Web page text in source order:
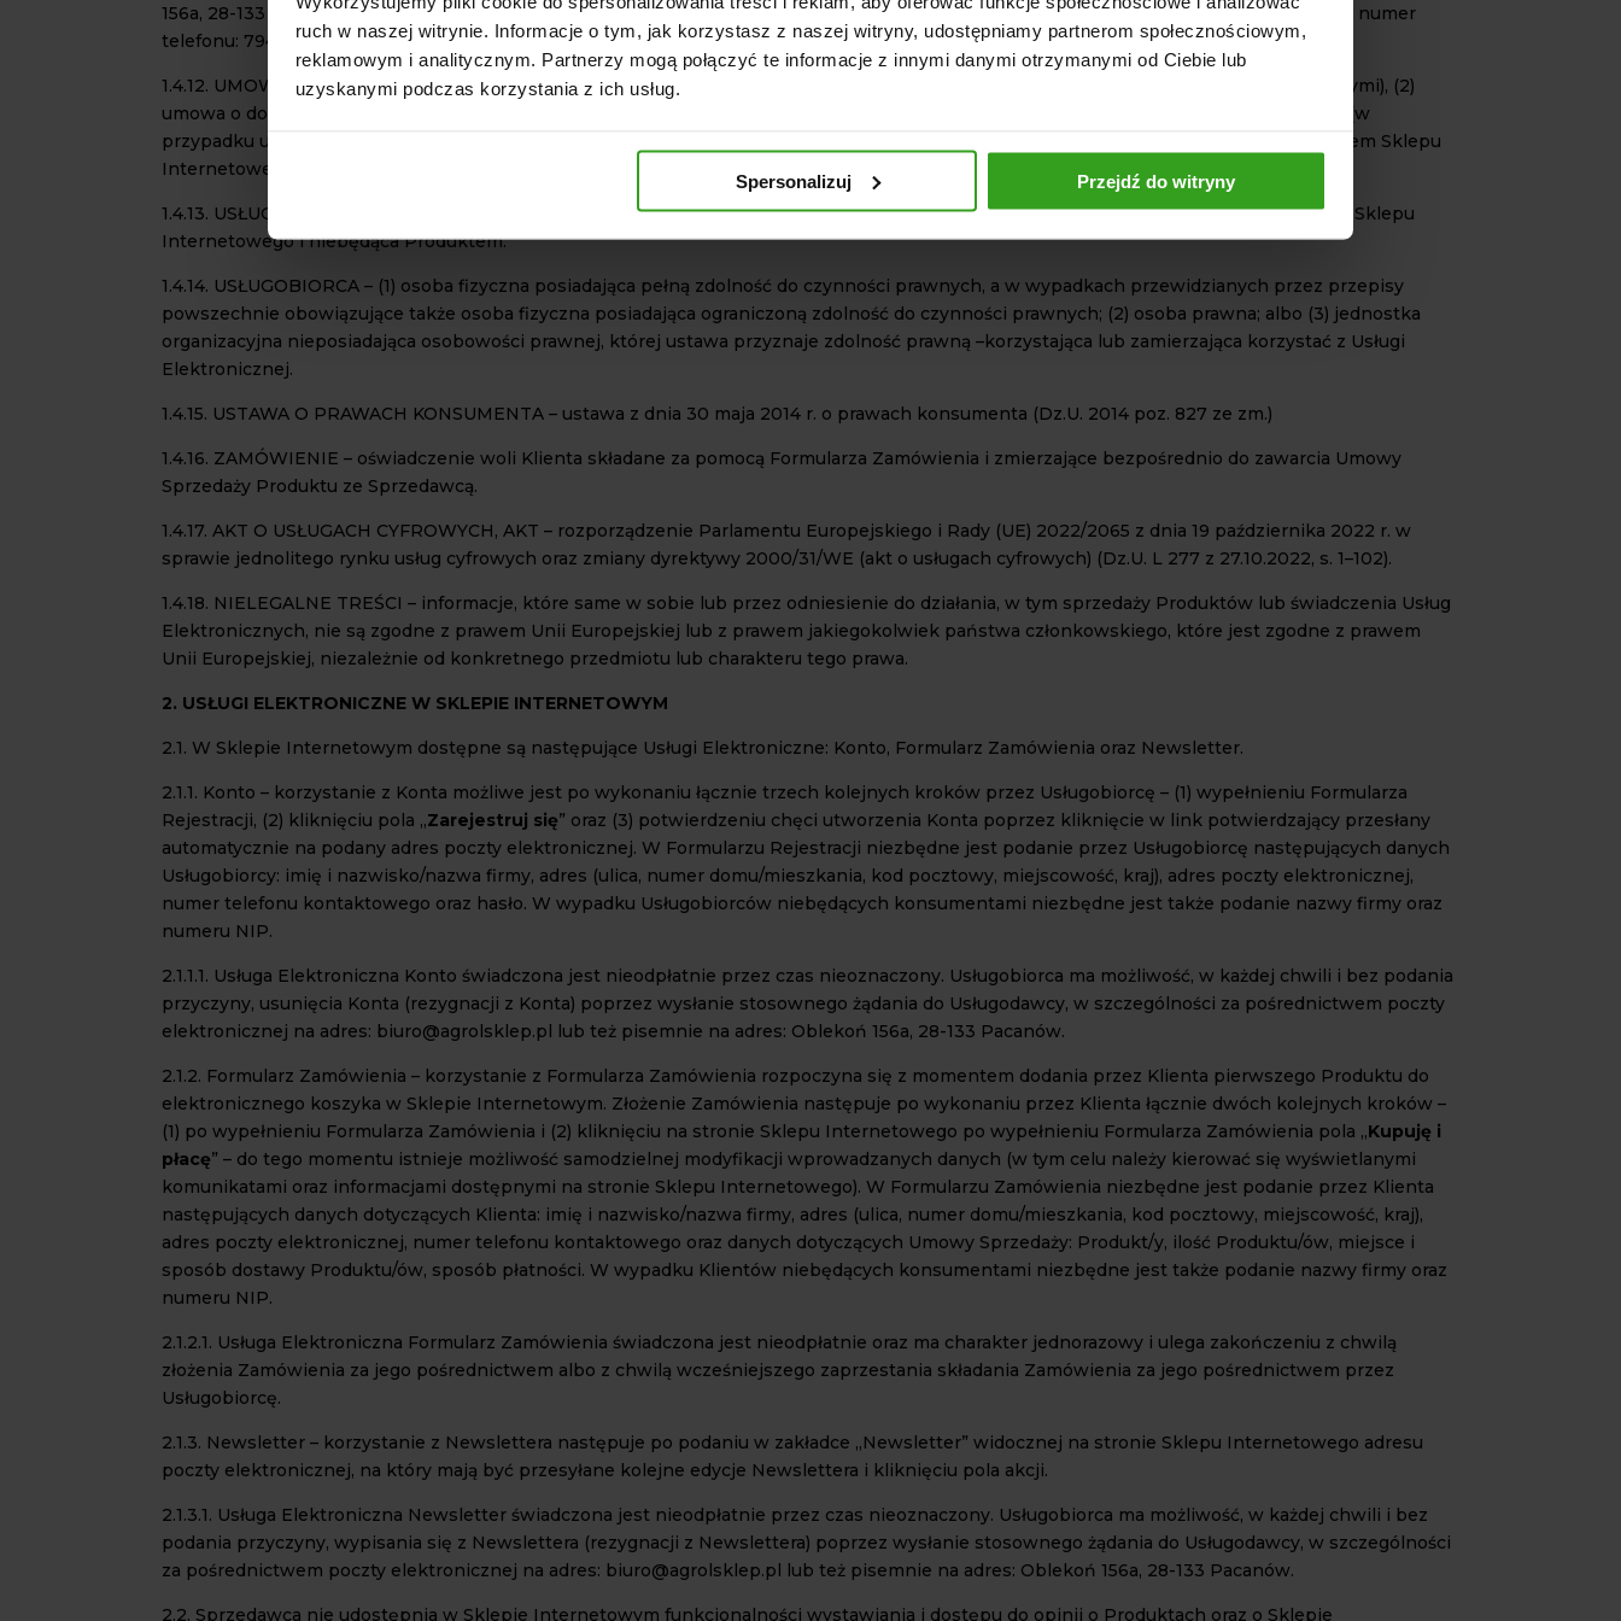
ruch w naszej witrynie. Informacje o tym, jak korzystasz z naszej witryny, udostępniamy partnerom społecznościowym,
reklamowym i analitycznym. Partnerzy mogą połączyć te informacje z innymi danymi otrzymanymi od Ciebie lub
uzyskanymi podczas korzystania z ich usług.
Spersonalizuj Przejdź do witryny
156a, 28-133 Pacanów, NIP 6551910913, REGON 369438704, adres poczty elektronicznej: biuro@agrolsklep.pl, zamowienia@agrolsklep.pl numer
telefonu: 794531666, 729856829, 579647446.
1.4.12. UMOWA SPRZEDAŻY – umowa sprzedaży Produktu (w przypadku rzeczy ruchomych oraz rzeczy ruchomych z elementami cyfrowymi), (2)
umowa o dostarczanie Produktu (w przypadku treści cyfrowej lub usługi cyfrowej), (3) umowa o świadczenie lub korzystanie z Produktu (w
przypadku usługi innej niż cyfrowa oraz pozostałych Produktów) zawierana albo zawarta między Klientem a Sprzedawcą za pośrednictwem Sklepu
Internetowego.
1.4.13. USŁUGA ELEKTRONICZNA – usługa świadczona drogą elektroniczną przez Usługodawcę na rzecz Usługobiorcy za pośrednictwem Sklepu
Internetowego i niebędąca Produktem.
1.4.14. USŁUGOBIORCA – (1) osoba fizyczna posiadająca pełną zdolność do czynności prawnych, a w wypadkach przewidzianych przez przepisy
powszechnie obowiązujące także osoba fizyczna posiadająca ograniczoną zdolność do czynności prawnych; (2) osoba prawna; albo (3) jednostka
organizacyjna nieposiadająca osobowości prawnej, której ustawa przyznaje zdolność prawną –korzystająca lub zamierzająca korzystać z Usługi
Elektronicznej.
1.4.15. USTAWA O PRAWACH KONSUMENTA – ustawa z dnia 30 maja 2014 r. o prawach konsumenta (Dz.U. 2014 poz. 827 ze zm.)
1.4.16. ZAMÓWIENIE – oświadczenie woli Klienta składane za pomocą Formularza Zamówienia i zmierzające bezpośrednio do zawarcia Umowy
Sprzedaży Produktu ze Sprzedawcą.
1.4.17. AKT O USŁUGACH CYFROWYCH, AKT – rozporządzenie Parlamentu Europejskiego i Rady (UE) 2022/2065 z dnia 19 października 2022 r. w
sprawie jednolitego rynku usług cyfrowych oraz zmiany dyrektywy 2000/31/WE (akt o usługach cyfrowych) (Dz.U. L 277 z 27.10.2022, s. 1–102).
1.4.18. NIELEGALNE TREŚCI – informacje, które same w sobie lub przez odniesienie do działania, w tym sprzedaży Produktów lub świadczenia Usług
Elektronicznych, nie są zgodne z prawem Unii Europejskiej lub z prawem jakiegokolwiek państwa członkowskiego, które jest zgodne z prawem
Unii Europejskiej, niezależnie od konkretnego przedmiotu lub charakteru tego prawa.
2. USŁUGI ELEKTRONICZNE W SKLEPIE INTERNETOWYM
2.1. W Sklepie Internetowym dostępne są następujące Usługi Elektroniczne: Konto, Formularz Zamówienia oraz Newsletter.
2.1.1. Konto – korzystanie z Konta możliwe jest po wykonaniu łącznie trzech kolejnych kroków przez Usługobiorcę – (1) wypełnieniu Formularza
Rejestracji, (2) kliknięciu pola „Zarejestruj się” oraz (3) potwierdzeniu chęci utworzenia Konta poprzez kliknięcie w link potwierdzający przesłany
automatycznie na podany adres poczty elektronicznej. W Formularzu Rejestracji niezbędne jest podanie przez Usługobiorcę następujących danych
Usługobiorcy: imię i nazwisko/nazwa firmy, adres (ulica, numer domu/mieszkania, kod pocztowy, miejscowość, kraj), adres poczty elektronicznej,
numer telefonu kontaktowego oraz hasło. W wypadku Usługobiorców niebędących konsumentami niezbędne jest także podanie nazwy firmy oraz
numeru NIP.
2.1.1.1. Usługa Elektroniczna Konto świadczona jest nieodpłatnie przez czas nieoznaczony. Usługobiorca ma możliwość, w każdej chwili i bez podania
przyczyny, usunięcia Konta (rezygnacji z Konta) poprzez wysłanie stosownego żądania do Usługodawcy, w szczególności za pośrednictwem poczty
elektronicznej na adres: biuro@agrolsklep.pl lub też pisemnie na adres: Oblekoń 156a, 28-133 Pacanów.
2.1.2. Formularz Zamówienia – korzystanie z Formularza Zamówienia rozpoczyna się z momentem dodania przez Klienta pierwszego Produktu do
elektronicznego koszyka w Sklepie Internetowym. Złożenie Zamówienia następuje po wykonaniu przez Klienta łącznie dwóch kolejnych kroków –
(1) po wypełnieniu Formularza Zamówienia i (2) kliknięciu na stronie Sklepu Internetowego po wypełnieniu Formularza Zamówienia pola „Kupuję i
płacę” – do tego momentu istnieje możliwość samodzielnej modyfikacji wprowadzanych danych (w tym celu należy kierować się wyświetlanymi
komunikatami oraz informacjami dostępnymi na stronie Sklepu Internetowego). W Formularzu Zamówienia niezbędne jest podanie przez Klienta
następujących danych dotyczących Klienta: imię i nazwisko/nazwa firmy, adres (ulica, numer domu/mieszkania, kod pocztowy, miejscowość, kraj),
adres poczty elektronicznej, numer telefonu kontaktowego oraz danych dotyczących Umowy Sprzedaży: Produkt/y, ilość Produktu/ów, miejsce i
sposób dostawy Produktu/ów, sposób płatności. W wypadku Klientów niebędących konsumentami niezbędne jest także podanie nazwy firmy oraz
numeru NIP.
2.1.2.1. Usługa Elektroniczna Formularz Zamówienia świadczona jest nieodpłatnie oraz ma charakter jednorazowy i ulega zakończeniu z chwilą
złożenia Zamówienia za jego pośrednictwem albo z chwilą wcześniejszego zaprzestania składania Zamówienia za jego pośrednictwem przez
Usługobiorcę.
2.1.3. Newsletter – korzystanie z Newslettera następuje po podaniu w zakładce „Newsletter” widocznej na stronie Sklepu Internetowego adresu
poczty elektronicznej, na który mają być przesyłane kolejne edycje Newslettera i kliknięciu pola akcji.
2.1.3.1. Usługa Elektroniczna Newsletter świadczona jest nieodpłatnie przez czas nieoznaczony. Usługobiorca ma możliwość, w każdej chwili i bez
podania przyczyny, wypisania się z Newslettera (rezygnacji z Newslettera) poprzez wysłanie stosownego żądania do Usługodawcy, w szczególności
za pośrednictwem poczty elektronicznej na adres: biuro@agrolsklep.pl lub też pisemnie na adres: Oblekoń 156a, 28-133 Pacanów.
2.2. Sprzedawca nie udostępnia w Sklepie Internetowym funkcjonalności wystawiania i dostępu do opinii o Produktach oraz o Sklepie